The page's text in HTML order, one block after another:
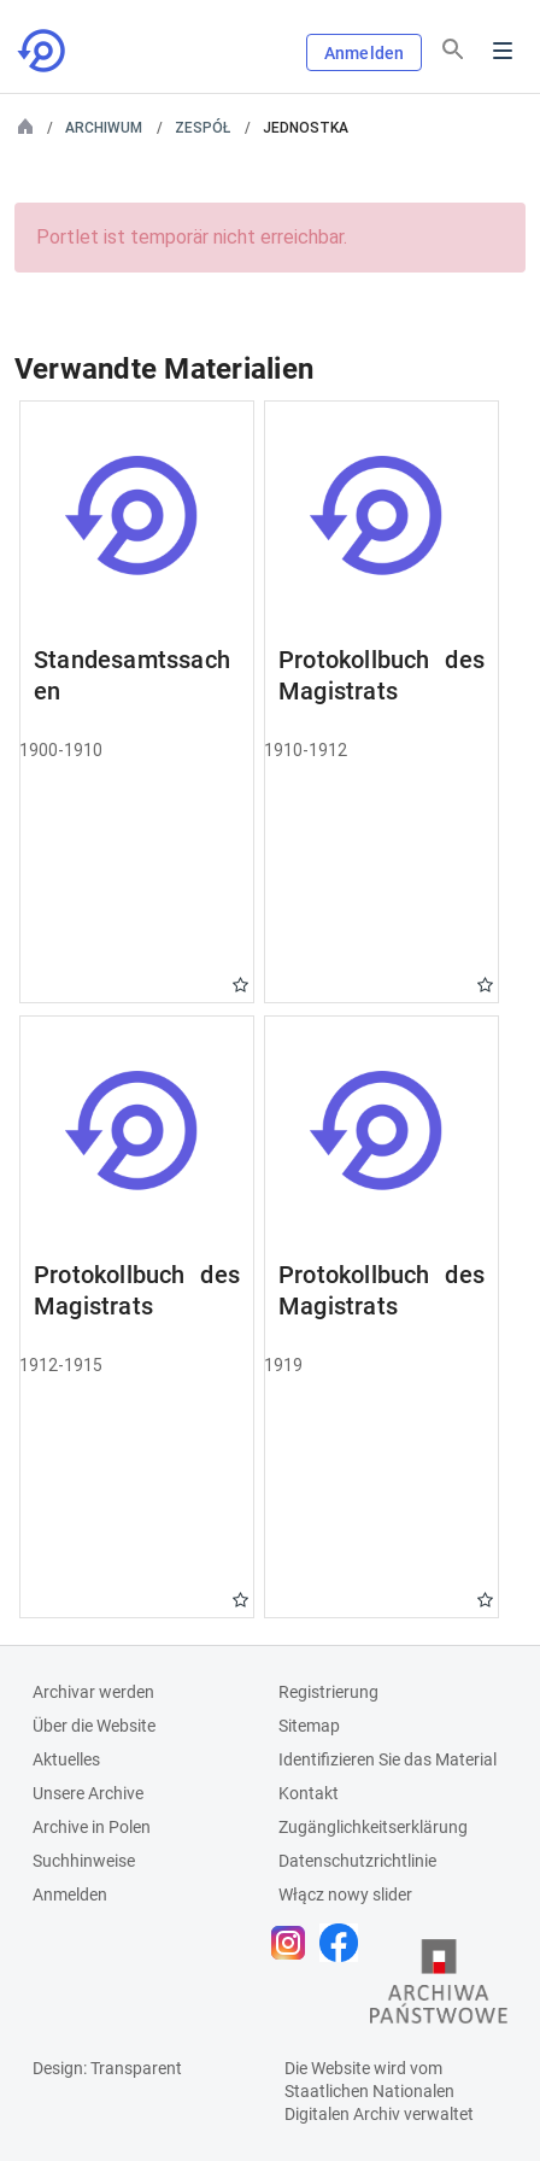
Anmelden
ARCHIWUM ZESPÓŁ JEDNOSTKA
Portlet ist temporär nicht erreichbar.
Verwandte Materialien
Standesamtssach
en
1900-1910
Protokollbuch des
Magistrats
1910-1912
Protokollbuch des
Magistrats
1912-1915
Protokollbuch des
Magistrats
1919
Archivar werden
Über die Website
Aktuelles
Unsere Archive
Archive in Polen
Suchhinweise
Anmelden
Registrierung
Sitemap
Identifizieren Sie das Material
Kontakt
Zugänglichkeitserklärung
Datenschutzrichtlinie
Włącz nowy slider
Design: Transparent
Die Website wird vom
Staatlichen Nationalen
Digitalen Archivverwaltet